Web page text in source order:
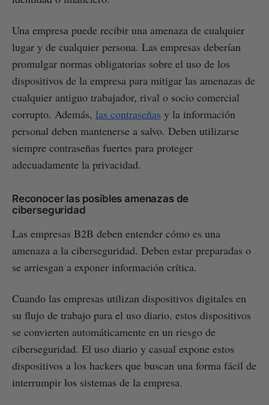
Una empresa puede recibir una amenaza de cualquier
lugar y de cualquier persona. Las empresas deberían
promulgar normas obligatorias sobre el uso de los
dispositivos de la empresa para mitigar las amenazas de
cualquier antiguo trabajador, rival o socio comercial
corrupto. Además, las contraseñas y la información
personal deben mantenerse a salvo. Deben utilizarse
siempre contraseñas fuertes para proteger
adecuadamente la privacidad.
Reconocer las posibles amenazas de
ciberseguridad
Las empresas B2B deben entender cómo es una
amenaza a la ciberseguridad. Deben estar preparadas o
se arriesgan a exponer información crítica.
Cuando las empresas utilizan dispositivos digitales en
su flujo de trabajo para el uso diario, estos dispositivos
se convierten automáticamente en un riesgo de
ciberseguridad. El uso diario y casual expone estos
dispositivos a los hackers que buscan una forma fácil de
interrumpir los sistemas de la empresa.